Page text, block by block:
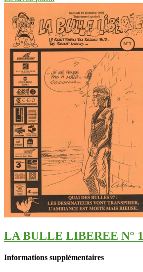
LA BULLE LIBEREE N° 1
Informations supplémentaires